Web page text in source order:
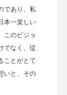
であり、私
本一楽しい
このビジョ
でなく、従
ことがとて
いと、その